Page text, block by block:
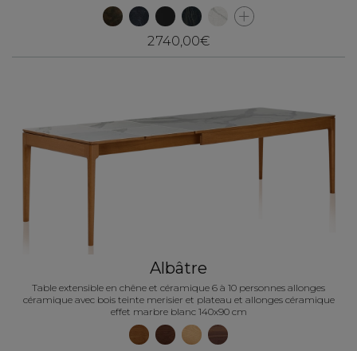
2 740,00€
Albâtre
Table extensible en chêne et céramique 6 à 10 personnes allonges
céramique avec bois teinte merisier et plateau et allonges céramique
effet marbre blanc 140x90 cm